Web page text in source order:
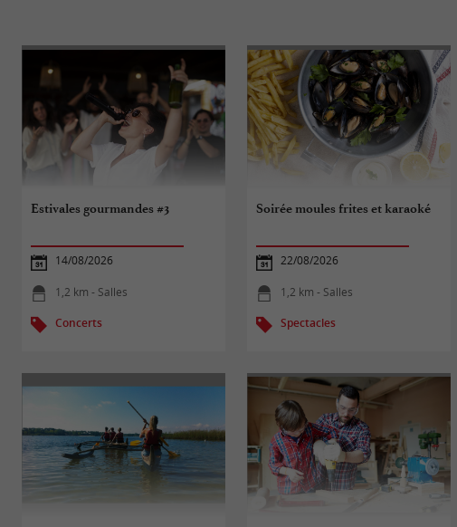
Estivales gourmandes #3
14/08/2026
1,2 km - Salles
Concerts
Soirée moules frites et karaoké
22/08/2026
1,2 km - Salles
Spectacles